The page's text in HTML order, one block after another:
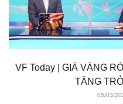
VF Today | GIÁ VÀNG
TĂNG
05/03/